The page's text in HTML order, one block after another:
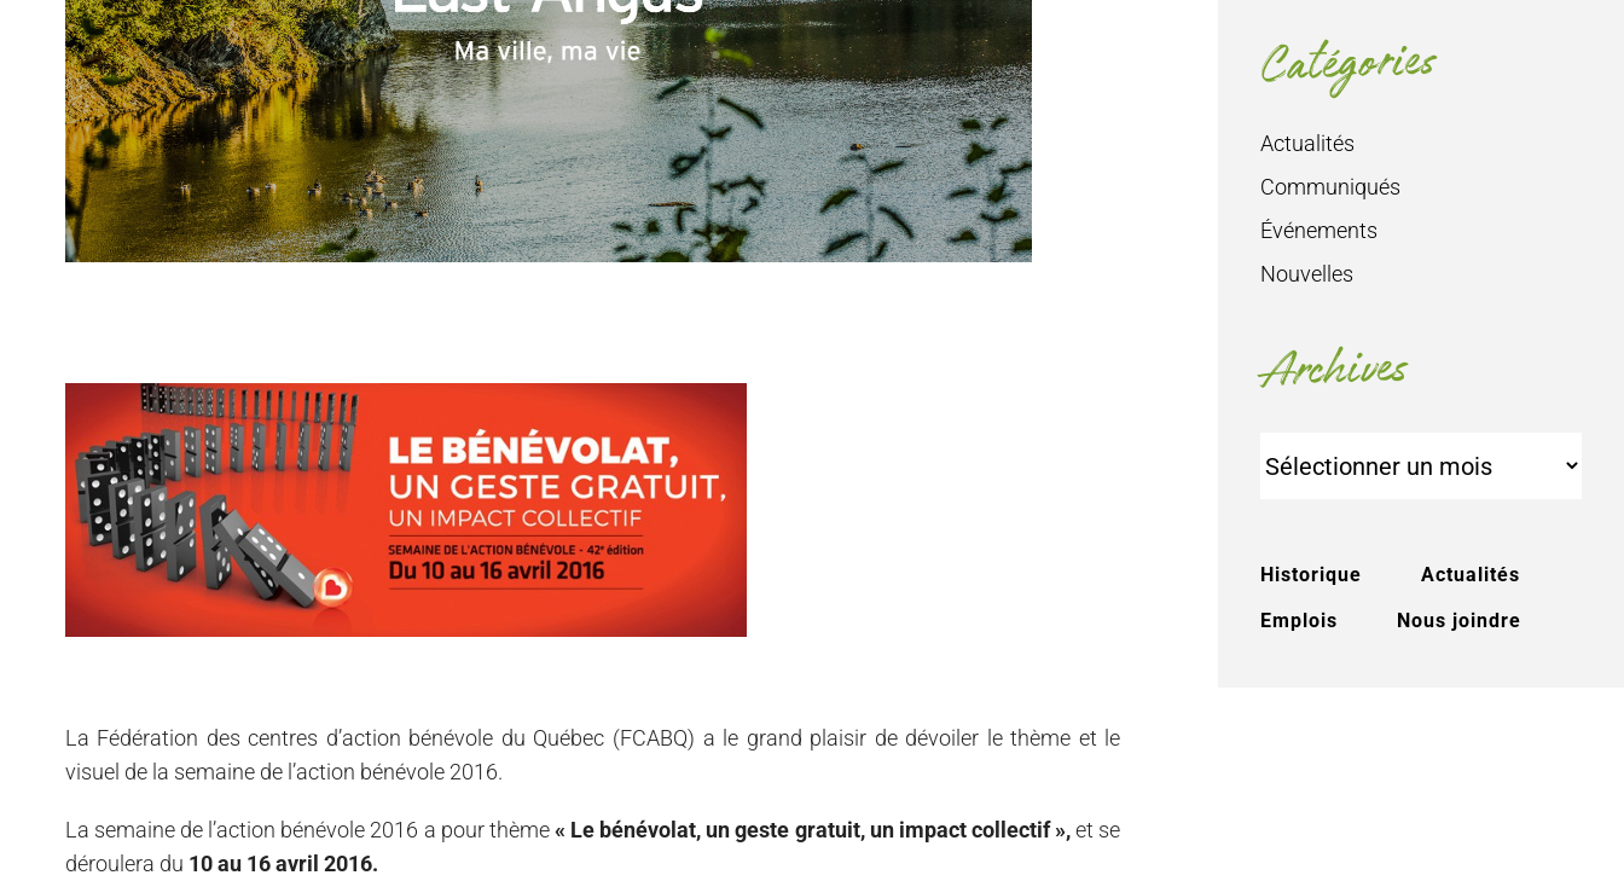
La Fédération des centres d’action bénévole du Québec (FCABQ) a le grand plaisir de dévoiler le thème et le
visuel de la semaine de l’action bénévole 2016.
La semaine de l’action bénévole 2016 a pour thème« Le bénévolat, un geste gratuit, un impact collectif »,et se
déroulera du 10 au 16 avril 2016.
Catégories
Actualités
Communiqués
Événements
Nouvelles
Archives
Historique
Actualités
Emplois
Nous joindre